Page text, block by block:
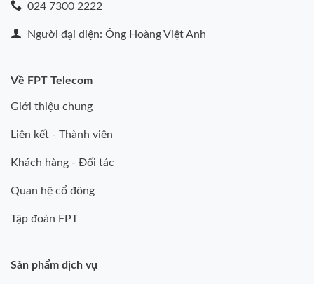
024 7300 2222
Người đại diện: Ông Hoàng Việt Anh
Về FPT Telecom
Giới thiệu chung
Liên kết - Thành viên
Khách hàng - Đối tác
Quan hệ cổ đông
Tập đoàn FPT
Sản phẩm dịch vụ